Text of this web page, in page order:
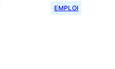
EMPLOI